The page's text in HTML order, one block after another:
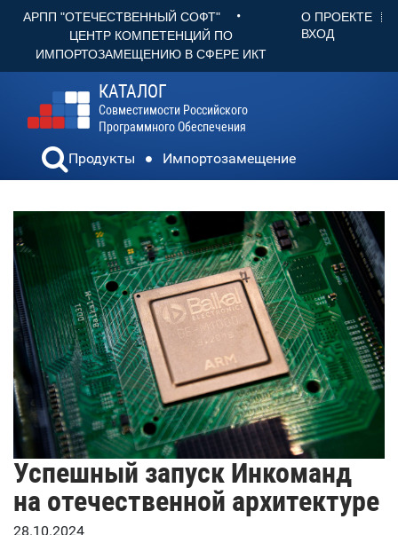
АРПП "ОТЕЧЕСТВЕННЫЙ СОФТ" •
ЦЕНТР КОМПЕТЕНЦИЙ ПО
ИМПОРТОЗАМЕЩЕНИЮ В СФЕРЕ ИКТ
О ПРОЕКТЕ
ВХОД
КАТАЛОГ
Совместимости Российского
Программного Обеспечения
Продукты Импортозамещение
Успешный запуск Инкоманд
на отечественной архитектуре
28.10.2024